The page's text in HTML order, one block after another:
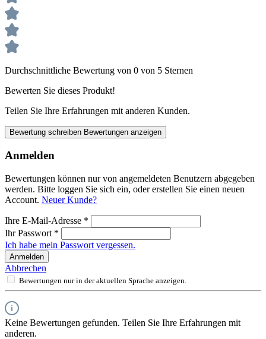
Durchschnittliche Bewertung von 0 von 5 Sternen
Bewerten Sie dieses Produkt!
Teilen Sie Ihre Erfahrungen mit anderen Kunden.
Bewertung schreiben Bewertungen anzeigen
Anmelden
Bewertungen können nur von angemeldeten Benutzern abgegeben
werden. Bitte loggen Sie sich ein, oder erstellen Sie einen neuen
Account. Neuer Kunde?
Ihre E-Mail-Adresse *
Ihr Passwort *
Ich habe mein Passwort vergessen.
Anmelden
Abbrechen
Bewertungen nur in der aktuellen Sprache anzeigen.
Keine Bewertungen gefunden. Teilen Sie Ihre Erfahrungen mit
anderen.